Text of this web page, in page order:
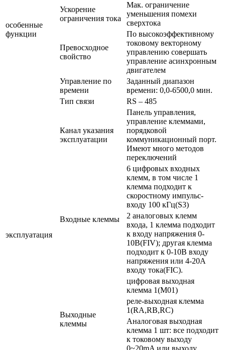
особенные
функции
Ускорение
ограничения тока
Мак. ограничение
уменьшения помехи
сверхтока
Превосходное
свойство
По высокоэффективному
токовому векторному
управлению совершать
управление асинхронным
двигателем
Управление по
времени
Заданный диапазон
времени: 0,0-6500,0 мин.
Тип связи
RS – 485
эксплуатация
Канал указания
эксплуатации
Панель управления,
управление клеммами,
порядковой
коммуникационный порт.
Имеют много методов
переключений
Входные клеммы
6 цифровых входных
клемм, в том числе 1
клемма подходит к
скоростному импульс-
входу 100 кГц(S3)
2 аналоговых клемм
входа, 1 клемма подходит
к входу напряжения 0-
10В(FIV); другая клемма
подходит к 0-10В входу
напряжения или 4-20А
входу тока(FIC).
Выходные
клеммы
цифровая выходная
клемма 1(M01)
реле-выходная клемма
1(RA,RB,RC)
Аналоговая выходная
клемма 1 шт: все подходит
к токовому выходу